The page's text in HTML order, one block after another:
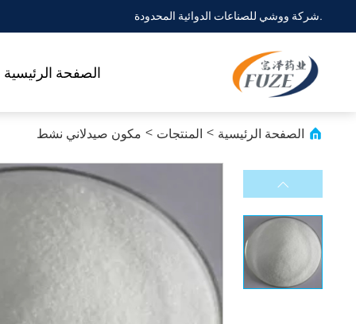
شركة ووشي للصناعات الدوائية المحدودة.
الصفحة الرئيسية
الصفحة الرئيسية > المنتجات > مكون صيدلاني نشط